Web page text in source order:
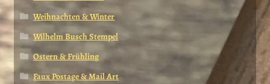
Weihnachten & Winter
Wilhelm Busch Stempel
Ostern & Frühling
Faux Postage & Mail Art